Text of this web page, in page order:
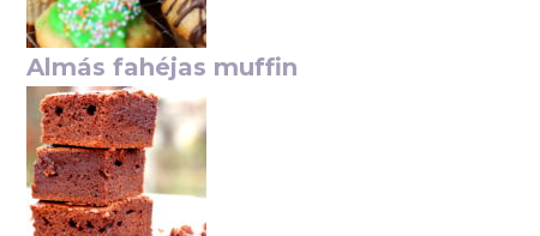
Almás fahéjas muffin